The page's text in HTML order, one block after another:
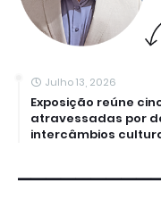
Julho 13, 2026
Exposição reúne
atravessadas por
intercâmbios